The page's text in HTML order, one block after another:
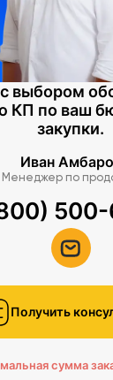
выбором
КП по ваш
закупки.
Иван
Менеджер по
Получить
сумма